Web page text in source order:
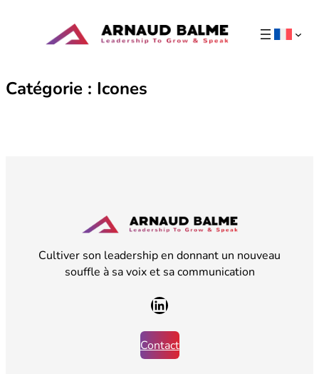
Catégorie : Icones
Cultiver son leadership en donnant un nouveau
souffle à sa voix et sa communication
LinkedIn
Contact